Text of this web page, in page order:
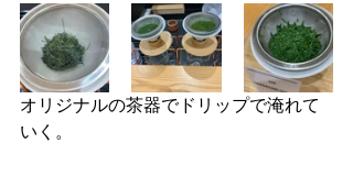
オリジナルの茶器でドリップで淹れて
いく。